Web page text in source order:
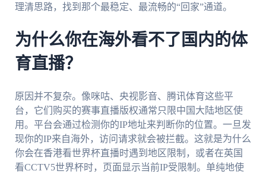
理清思路，找到那个最稳定、最流畅的“回家”通道。
为什么你在海外看不了国内的体
育直播？
原因并不复杂。像咪咕、央视影音、腾讯体育这些平
台，它们购买的赛事直播版权通常只限中国大陆地区使
用。平台会通过检测你的IP地址来判断你的位置。一旦发
现你的IP来自海外，访问请求就会被拦截。这就是为什么
你会在香港看世界杯直播时遇到地区限制，或者在英国
看CCTV5世界杯时，页面显示当前IP受限制。单纯地使